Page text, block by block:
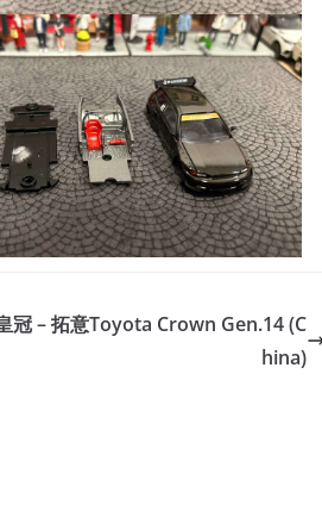
冠 – 拓意Toyota Crown Gen.14 (C
hina)